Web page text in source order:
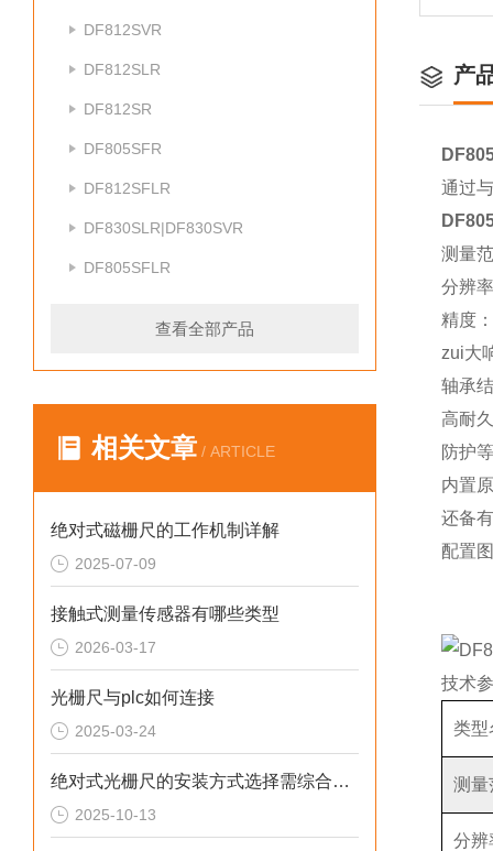
DF812SVR
DF812SLR
DF812SR
DF805SFR
DF812SFLR
DF830SLR|DF830SVR
DF805SFLR
查看全部产品
相关文章 / ARTICLE
绝对式磁栅尺的工作机制详解
2025-07-09
接触式测量传感器有哪些类型
2026-03-17
光栅尺与plc如何连接
2025-03-24
绝对式光栅尺的安装方式选择需综合考虑以下原则
2025-10-13
产
通过
测量
分辨
精度
zui大
轴承
高耐
防护
内置
还备
配置
技术
类型
测量
分辨